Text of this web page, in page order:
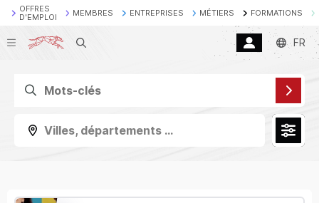
OFFRES
D'EMPLOI
MEMBRES ENTREPRISES MÉTIERS FORMATIONS
Recherche FR
Villes, départements ...